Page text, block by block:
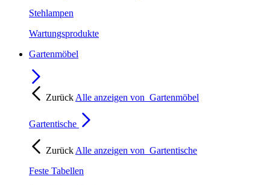
Stehlampen
Wartungsprodukte
Gartenmöbel
Zurück Alle anzeigen von Gartenmöbel
Gartentische
Zurück Alle anzeigen von Gartentische
Feste Tabellen